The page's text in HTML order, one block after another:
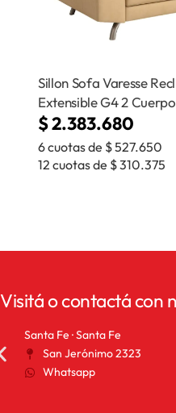
Sillon Sofa Varesse
Extensible G4 2
$2.383.680
6 cuotas de $527.650
12 cuotas de $310.375
Visitá o contactá con
Santa Fe · Santa Fe
San Jerónimo 2323
Whatsapp